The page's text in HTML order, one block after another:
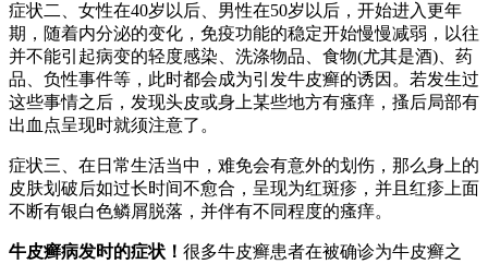
症状二、女性在40岁以后、男性在50岁以后，开始进入更年
期，随着内分泌的变化，免疫功能的稳定开始慢慢减弱，以往
并不能引起病变的轻度感染、洗涤物品、食物(尤其是酒)、药
品、负性事件等，此时都会成为引发牛皮癣的诱因。若发生过
这些事情之后，发现头皮或身上某些地方有瘙痒，搔后局部有
出血点呈现时就须注意了。
症状三、在日常生活当中，难免会有意外的划伤，那么身上的
皮肤划破后如过长时间不愈合，呈现为红斑疹，并且红疹上面
不断有银白色鳞屑脱落，并伴有不同程度的瘙痒。
牛皮癣病发时的症状！ 很多牛皮癣患者在被确诊为牛皮癣之